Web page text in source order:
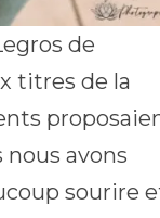
de
titres de la
nous avons
sourire